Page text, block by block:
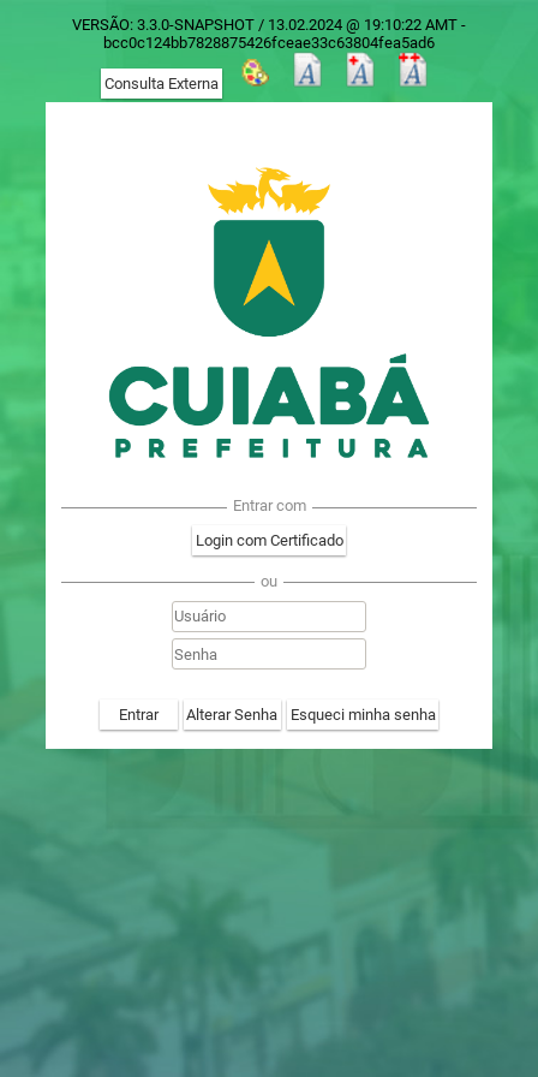
VERSÃO: 3.3.0-SNAPSHOT / 13.02.2024 @ 19:10:22 AMT -
bcc0c124bb7828875426fceae33c63804fea5ad6
Entrar com
Login com Certificado
ou